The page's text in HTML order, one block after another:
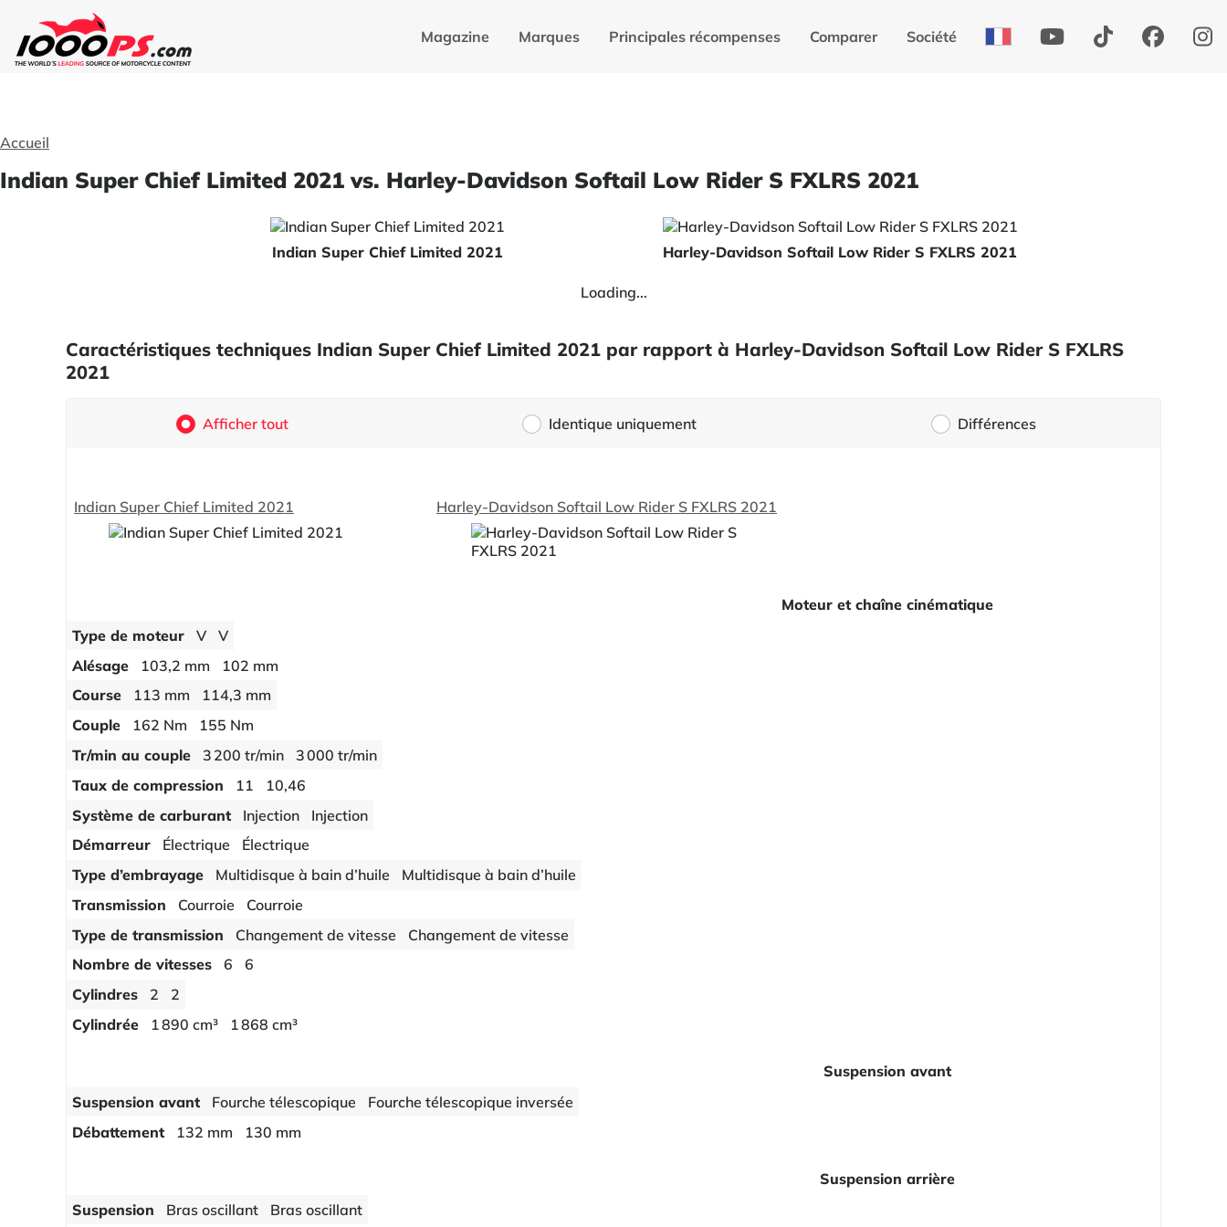
Magazine Marques Principales récompenses Comparer Société
Accueil
Indian Super Chief Limited 2021 vs. Harley-Davidson Softail Low Rider S FXLRS 2021
Indian Super Chief Limited 2021 Harley-Davidson Softail Low Rider S FXLRS 2021
Loading...
Caractéristiques techniques Indian Super Chief Limited 2021 par rapport à Harley-Davidson Softail Low Rider S FXLRS
2021
Afficher tout Identique uniquement Différences
Indian Super Chief Limited 2021 Harley-Davidson Softail Low Rider S FXLRS 2021
Moteur et chaîne cinématique
Type de moteur
V
V
Alésage
103,2 mm
102 mm
Course
113 mm
114,3 mm
Couple
162 Nm
155 Nm
Tr/min au couple
3 200 tr/min
3 000 tr/min
Taux de compression
11
10,46
Système de carburant
Injection
Injection
Démarreur
Électrique
Électrique
Type d’embrayage
Multidisque à bain d’huile
Multidisque à bain d’huile
Transmission
Courroie
Courroie
Type de transmission
Changement de vitesse
Changement de vitesse
Nombre de vitesses
6
6
Cylindres
2
2
Cylindrée
1 890 cm³ 1 868 cm³
Suspension avant
Suspension avant
Fourche télescopique
Fourche télescopique inversée
Débattement
132 mm 130 mm
Suspension arrière
Suspension
Bras oscillant
Bras oscillant